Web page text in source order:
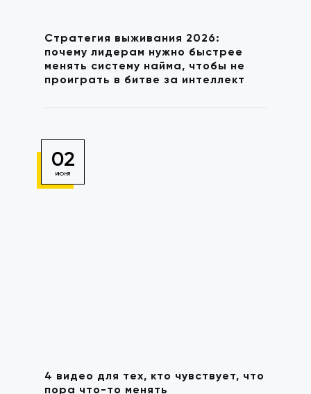
Стратегия выживания 2026:
почему лидерам нужно быстрее
менять систему найма, чтобы не
проиграть в битве за интеллект
02
ИЮНЯ
4 видео для тех, кто чувствует, что
пора что-то менять